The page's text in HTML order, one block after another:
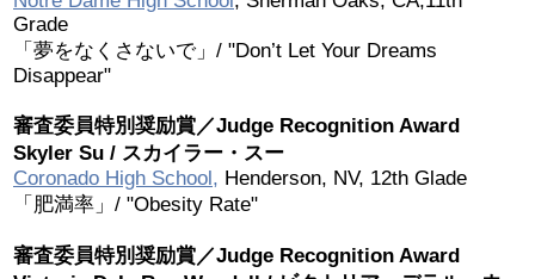
2015 Recipients
2014 受賞者
2013 受賞者
Special Event
Grade
「夢をなくさないで」/ "Don’t Let Your Dreams
Disappear"
審査委員特別奨励賞／Judge Recognition Award
Skyler Su / スカイラー・スー
Coronado High School, Henderson, NV, 12th Glade
「肥満率」/ "Obesity Rate"
審査委員特別奨励賞／Judge Recognition Award